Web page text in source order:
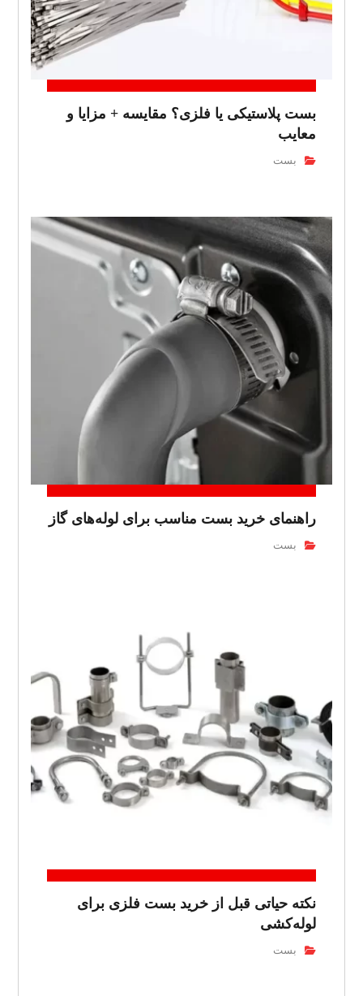
بست پلاستیکی یا فلزی؟ مقایسه + مزایا و
معایب
بست
راهنمای خرید بست مناسب برای لوله‌های گاز
بست
نکته حیاتی قبل از خرید بست فلزی برای
لوله‌کشی
بست